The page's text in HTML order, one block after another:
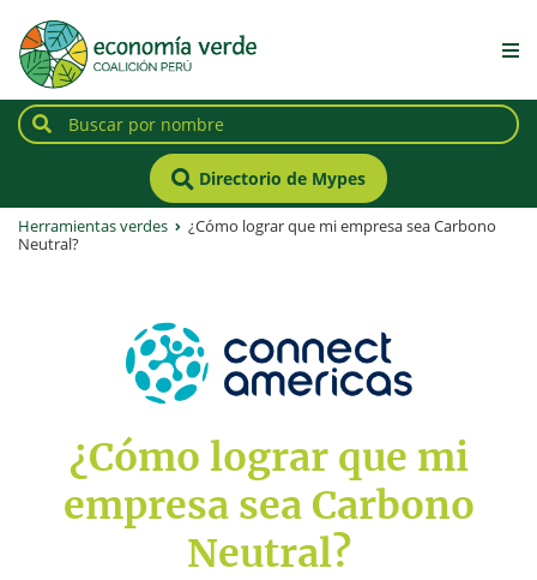
Directorio de Mypes
Herramientas verdes
¿Cómo lograr que mi empresa sea Carbono
Neutral?
¿Cómo lograr que mi
empresa sea Carbono
Neutral?